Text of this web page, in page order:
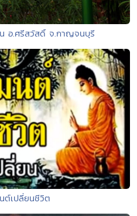
อ.ศรีสวัสดิ์ จ.กาญจนบุรี
ต์เปลี่ยนชีวิต